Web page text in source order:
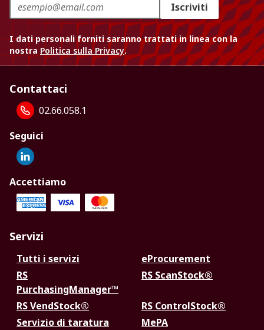
Iscriviti
I dati personali forniti saranno trattati in linea con la
nostra Politica sulla Privacy.
Contattaci
02.66.058.1
Seguici
Accettiamo
Servizi
Tutti i servizi
eProcurement
RS
PurchasingManager™
RS ScanStock®
RS VendStock®
RS ControlStock®
Servizio di taratura
MePA